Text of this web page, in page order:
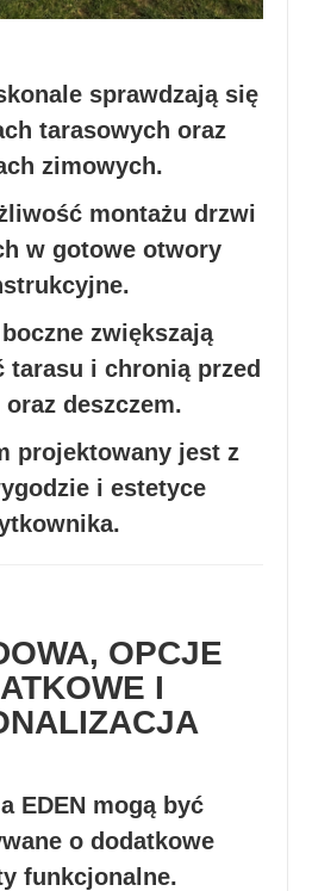
sprawdzają się
tarasowych oraz
zimowych.
montażu drzwi
w gotowe otwory
zwiększają
i chronią przed
deszczem.
projektowany jest z
i estetyce
OPCJE
I
EDEN mogą być
o dodatkowe
funkcjonalne.